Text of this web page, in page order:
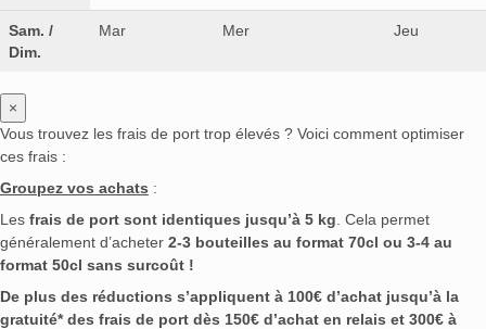
Sam. /
Dim.
Mar Mer Jeu
×
Vous trouvez les frais de port trop élevés ? Voici comment optimiser
ces frais :
Groupez vos achats :
Les frais de port sont identiques jusqu’à 5 kg . Cela permet
généralement d’acheter 2-3 bouteilles au format 70cl ou 3-4 au
format 50cl sans surcoût !
De plus des réductions s’appliquent à 100€ d’achat jusqu’à la
gratuité* des frais de port dès 150€ d’achat en relais et 300€ à